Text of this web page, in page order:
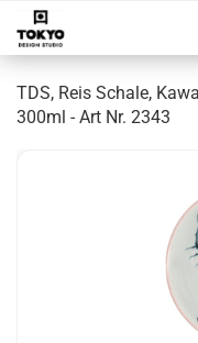
TDS, Reis Schale,
300ml - Art Nr. 2343